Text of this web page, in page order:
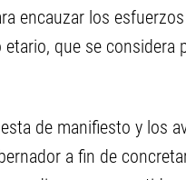
encauzar los
que se considera
de manifiesto y los
a fin de